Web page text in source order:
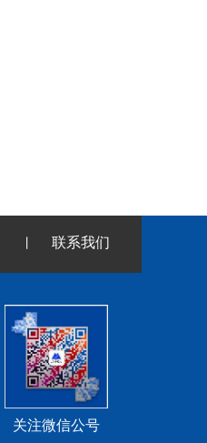
联系我们
关注微信公号